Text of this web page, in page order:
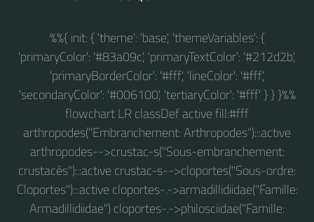
%%{ init: { 'theme': 'base', 'themeVariables': {
'primaryColor': '#83a09c', 'primaryTextColor': '#212d2b',
'primaryBorderColor': '#fff', 'lineColor': '#fff',
'secondaryColor': '#006100', 'tertiaryColor': '#fff' } } }%%
flowchart LR classDef active fill:#fff
arthropodes("Embranchement: Arthropodes"):::active
arthropodes-->crustac-s("Sous-embranchement:
crustacés"):::active crustac-s-->cloportes("Sous-ordre:
Cloportes"):::active cloportes-.->armadillidiidae("Famille:
Armadillidiidae") cloportes-.->philosciidae("Famille: